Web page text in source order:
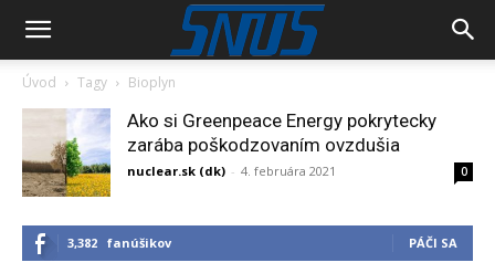
Úvod Tagy Bioplyn
Ako si Greenpeace Energy pokrytecky
zarába poškodzovaním ovzdušia
nuclear.sk (dk) - 4. februára 2021 0
3,382 fanúšikov PÁČI SA